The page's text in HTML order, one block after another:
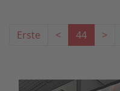
Erste < 44 >